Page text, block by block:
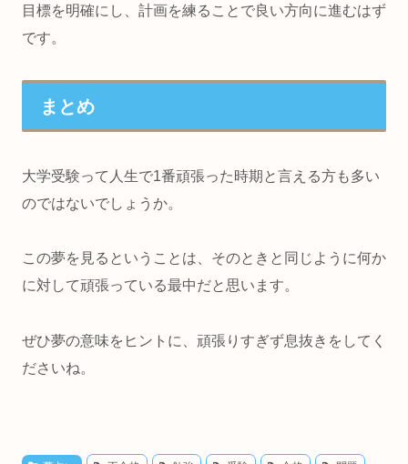
目標を明確にし、計画を練ることで良い方向に進むはず
です。
まとめ
大学受験って人生で1番頑張った時期と言える方も多い
のではないでしょうか。
この夢を見るということは、そのときと同じように何か
に対して頑張っている最中だと思います。
ぜひ夢の意味をヒントに、頑張りすぎず息抜きをしてく
ださいね。